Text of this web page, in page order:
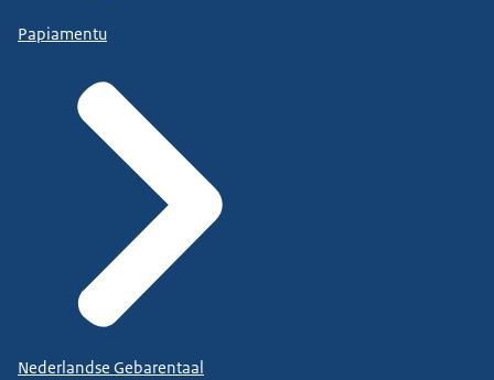
Papiamentu
Nederlandse Gebarentaal